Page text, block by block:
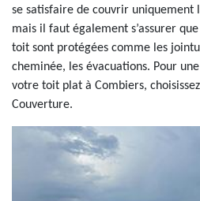
se satisfaire de couvrir uniquement
mais il faut également s’assurer
toit sont protégées comme les
cheminée, les évacuations. Pour
votre toit plat à Combiers,
Couverture.